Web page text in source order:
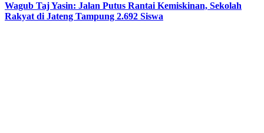
Wagub Taj Yasin: Jalan Putus Rantai Kemiskinan, Sekolah
Rakyat di Jateng Tampung 2.692 Siswa